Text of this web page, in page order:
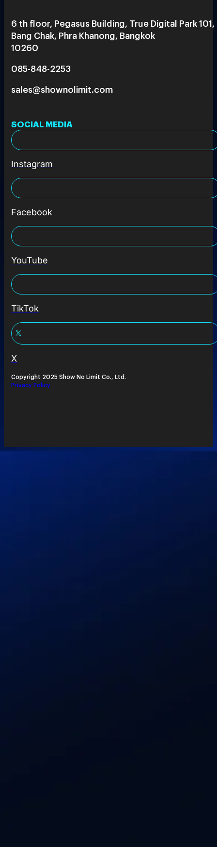
6 th floor, Pegasus Building, True Digital Park 101,
Bang Chak, Phra Khanong, Bangkok
10260
085-848-2253
sales@shownolimit.com
SOCIAL MEDIA
Instagram
Facebook
YouTube
TikTok
X
Copyright 2025 Show No Limit Co., Ltd.
Privacy Policy